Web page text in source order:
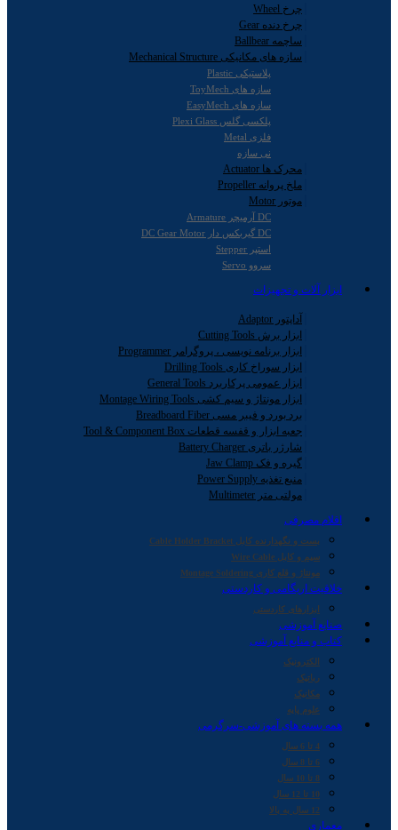
چرخ Wheel
چرخ دنده Gear
ساچمه Ballbear
سازه های مکانیکی Mechanical Structure
پلاستیکی Plastic
سازه های ToyMech
سازه های EasyMech
پلکسی گلس Plexi Glass
فلزی Metal
نی سازه
محرک ها Actuator
ملخ پروانه Propeller
موتور Motor
DC آرمیچر Armature
DC گیربکس دار DC Gear Motor
استپر Stepper
سروو Servo
ابزار آلات و تجهیزات
آداپتور Adaptor
ابزار برش Cutting Tools
ابزار برنامه نویسی ، پروگرامر Programmer
ابزار سوراخ کاری Drilling Tools
ابزار عمومی پرکاربرد General Tools
ابزار مونتاژ و سیم کشی Montage Wiring Tools
برد بورد و فیبر مسی Breadboard Fiber
جعبه ابزار و قفسه قطعات Tool & Component Box
شارژر باتری Battery Charger
گیره و فک Jaw Clamp
منبع تغذیه Power Supply
مولتی متر Multimeter
اقلام مصرفی
بست و نگهدارنده کابل Cable Holder Bracket
سیم و کابل Wire Cable
مونتاژ و قلع کاری Montage Soldering
خلاقیت اریگامی و کاردستی
ابزارهای کاردستی
صنایع آموزشی
کتاب و منابع آموزشی
الکترونیک
رباتیک
مکانیک
علوم پایه
همه بسته های آموزشی-سرگرمی
4 تا 6 سال
6 تا 8 سال
8 تا 10 سال
10 تا 12 سال
12 سال به بالا
معماری